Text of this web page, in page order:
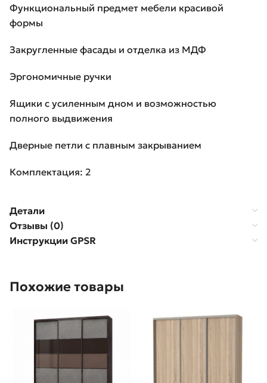
Функциональный предмет мебели красивой
формы
Закругленные фасады и отделка из МДФ
Эргономичные ручки
Ящики с усиленным дном и возможностью
полного выдвижения
Дверные петли с плавным закрыванием
Комплектация: 2
Детали
Отзывы (0)
Инструкции GPSR
Похожие товары